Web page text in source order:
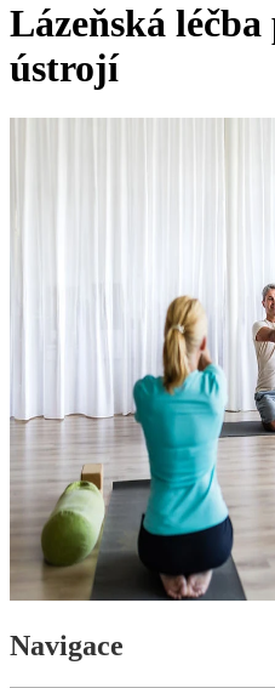
Lázeňská
ústrojí
Navigace